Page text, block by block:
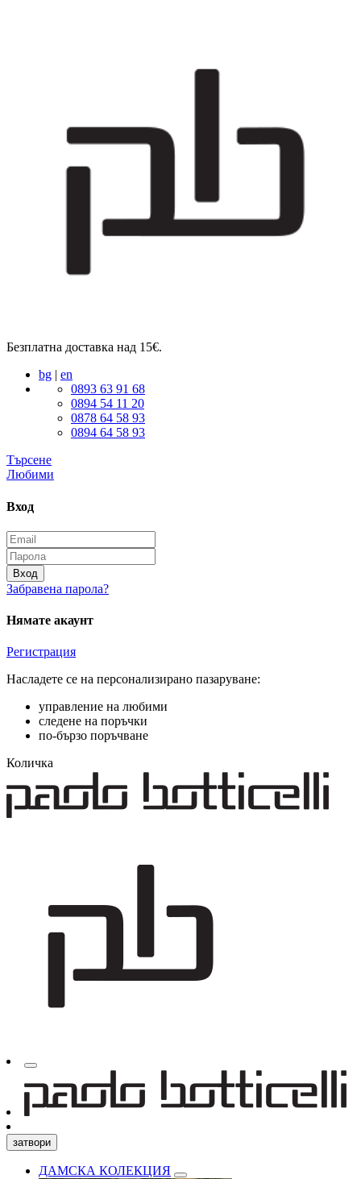
Безплатна доставка над 15€.
bg | en
0893 63 91 68
0894 54 11 20
0878 64 58 93
0894 64 58 93
Търсене
Любими
Вход
Вход
Забравена парола?
Нямате акаунт
Регистрация
Насладете се на персонализирано пазаруване:
управление на любими
следене на поръчки
по-бързо поръчване
Количка
затвори
ДАМСКА КОЛЕКЦИЯ